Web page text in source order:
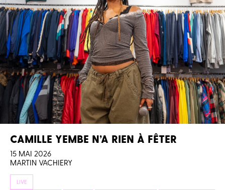
CAMILLE YEMBE N’A RIEN À FÊTER
15 MAI 2026
MARTIN VACHIERY
LIVE